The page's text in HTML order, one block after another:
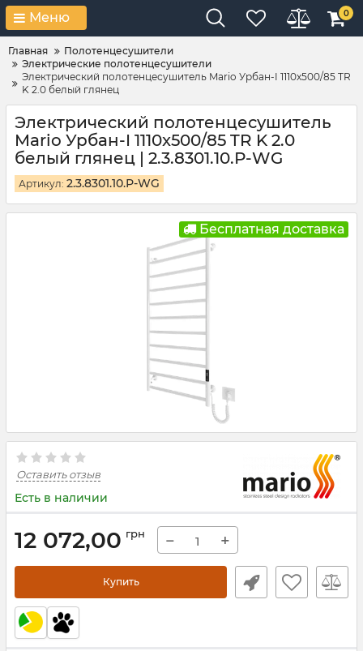
Меню 0
Главная
Полотенцесушители
Электрические полотенцесушители
Электрический полотенцесушитель Mario Урбан-I 1110x500/85 TR
K 2.0 белый глянец
Электрический полотенцесушитель
Mario Урбан-I 1110x500/85 TR K 2.0
белый глянец | 2.3.8301.10.Р-WG
Артикул: 2.3.8301.10.Р-WG
Бесплатная доставка
Оставить отзыв
Есть в наличии
12 072,00 грн − +
Купить